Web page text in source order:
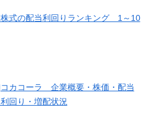
式の配当利回りランキング 1～10
コカコーラ 企業概要・株価・配当
回り・増配状況